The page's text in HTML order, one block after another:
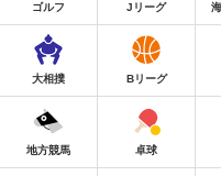
ゴルフ Jリーグ
大相撲 Bリーグ
地方競馬 卓球